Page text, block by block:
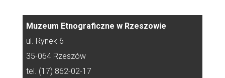
Muzeum Etnograficzne w Rzeszowie
ul. Rynek 6
35-064 Rzeszów
tel. (17) 862-02-17